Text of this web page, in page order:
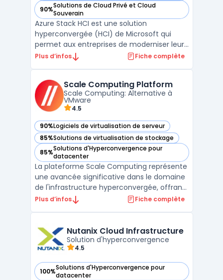
90%Solutions de Cloud Privé et Cloud
Souverain
— voir Microsoft Azure Stack HCI dans cette catégorie
Azure Stack HCI est une solution
hyperconvergée (HCI) de Microsoft qui
permet aux entreprises de moderniser leur
infrastructure de centres de données tout
capacités de virtualisation, de stockage et
de mise en résea ...
Plus d’infos Fiche complète
Scale Computing Platform
Scale Computing: Alternative à
VMware
4.5
90%Logiciels de virtualisation de serveur
— voir Scale Computing Platform dans cette catégorie
85%Solutions de virtualisation de stockage
— voir Scale Computing Platform dans cette catégorie
85%Solutions d'Hyperconvergence pour
datacenter
— voir Scale Computing Platform dans cette catégorie
La plateforme Scale Computing représente
une avancée significative dans le domaine
de l'infrastructure hyperconvergée, offrant
une solution complète qui intègre serveurs,
tailles de bénéficier d'une gestion plus ...
Plus d’infos Fiche complète
Nutanix Cloud Infrastructure
Solution d'hyperconvergence
4.5
100%Solutions d'Hyperconvergence pour
datacenter
— voir Nutanix Cloud Infrastructure dans cette catégorie